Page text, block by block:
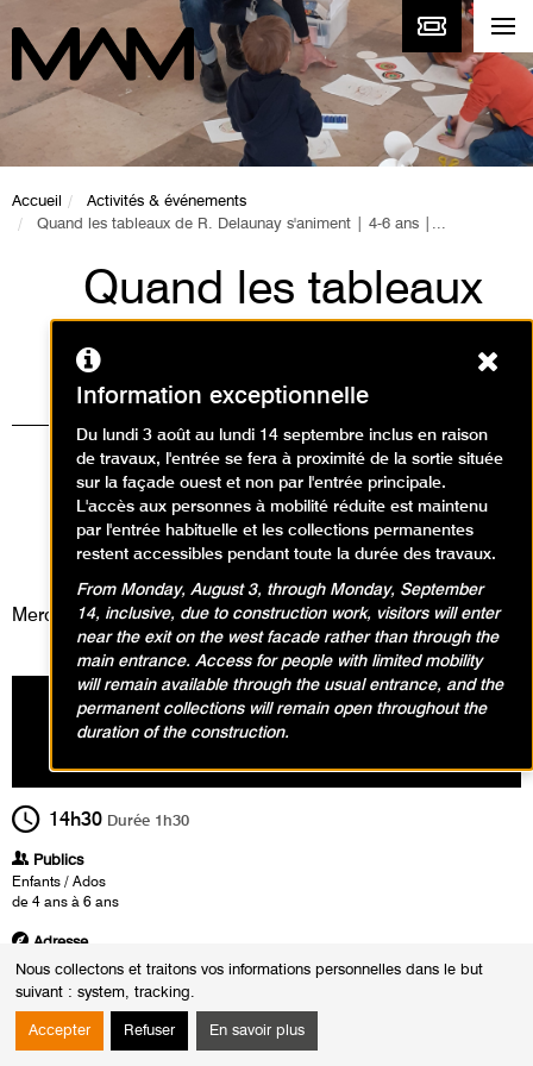
Nous collectons et traitons vos informations personnelles dans le but
suivant : system, tracking.
Accepter Refuser En savoir plus
Accueil
Activités & événements
Quand les tableaux de R. Delaunay s'animent | 4-6 ans |...
Quand les tableaux
de R. Delaunay
s'animent | 4-6 ans |
Collections
permanentes
Visites, Animations / Visite
animation
Mercredi 12 juin 2024
14h30 Durée 1h30
Publics
Enfants / Ados
de 4 ans à 6 ans
Adresse
Rendez-vous 15 minutes avant le début de l'atelier au Point informations situé
dans le hall d'accueil du musée.
*Activité réservée aux enfants uniquement.
Information exceptionnelle
Du lundi 3 août au lundi 14 septembre inclus en raison
de travaux, l'entrée se fera à proximité de la sortie située
sur la façade ouest et non par l'entrée principale.
L'accès aux personnes à mobilité réduite est maintenu
par l'entrée habituelle et les collections permanentes
restent accessibles pendant toute la durée des travaux.
From Monday, August 3, through Monday, September
14, inclusive, due to construction work, visitors will enter
near the exit on the west facade rather than through the
main entrance. Access for people with limited mobility
will remain available through the usual entrance, and the
permanent collections will remain open throughout the
duration of the construction.